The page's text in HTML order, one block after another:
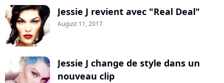
Jessie J revient avec "Real Deal"
August 11, 2017
Jessie J change de style dans un
nouveau clip